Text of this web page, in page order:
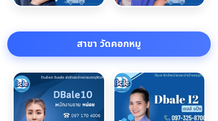
สาขา วัดคอกหมู